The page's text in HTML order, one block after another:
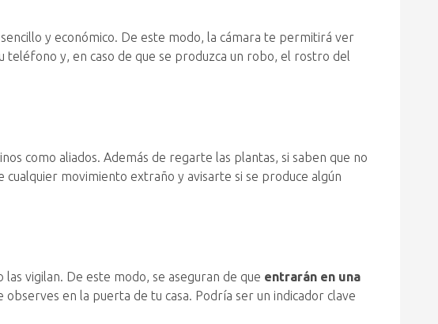
y económico. De este modo, la cámara te permitirá ver
teléfono y, en caso de que se produzca un robo, el rostro del
como aliados. Además de regarte las plantas, si saben que no
movimiento extraño y avisarte si se produce algún
vigilan. De este modo, se aseguran de que entrarán en una
en la puerta de tu casa. Podría ser un indicador clave